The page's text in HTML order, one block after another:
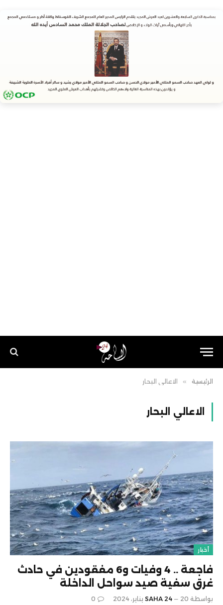
الرئيسية » الاعالي البحار
الاعالي البحار
أخبار
فاجعة .. 4 وفيات و6 مفقودين في حادث
غرق سفية صيد سواحل الداخلة
بواسطة SAHA 24 20 يناير، 2024 0